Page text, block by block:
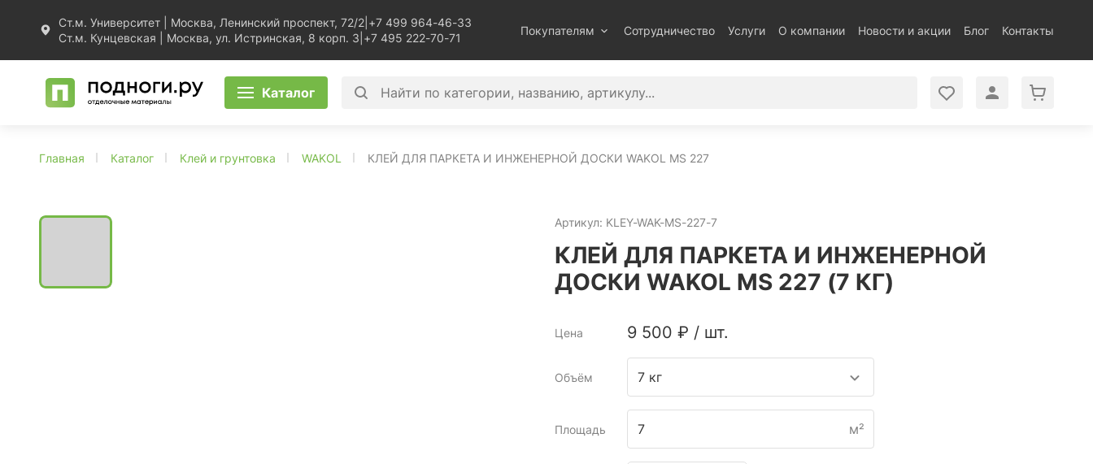
Ст.м. Университет | Москва, Ленинский проспект, 72/2 +7 499 964-46-33
Ст.м. Кунцевская | Москва, ул. Истринская, 8 корп. 3 +7 495 222-70-71
Покупателям Сотрудничество Услуги О компании Новости и акции Блог Контакты
Каталог
Главная Каталог Клей и грунтовка WAKOL КЛЕЙ ДЛЯ ПАРКЕТА И ИНЖЕНЕРНОЙ ДОСКИ WAKOL MS 227
Артикул: KLEY-WAK-MS-227-7
КЛЕЙ ДЛЯ ПАРКЕТА И ИНЖЕНЕРНОЙ
ДОСКИ WAKOL MS 227 (7 КГ)
Цена 9 500 ₽ / шт.
Объём 7 кг
Площадь м²